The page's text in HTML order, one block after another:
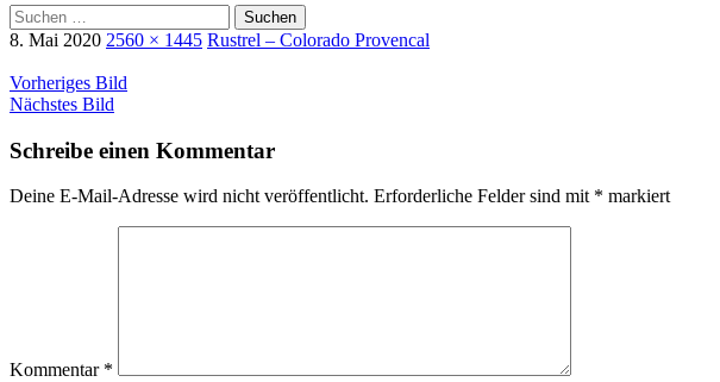
Suchen
nach:
8. Mai 2020 2560 × 1445 Rustrel – Colorado Provencal
Vorheriges Bild
Nächstes Bild
Schreibe einen Kommentar
Deine E-Mail-Adresse wird nicht veröffentlicht. Erforderliche Felder sind mit * markiert
Kommentar *